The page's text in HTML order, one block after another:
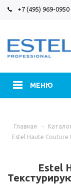
+7 (495) 969-0950
МЕНЮ
Главная -
Estel Haute
Estel